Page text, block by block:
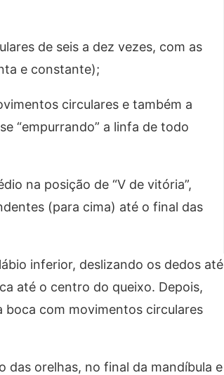
de seis a dez vezes, com as
e constante);
circulares e também a
“empurrando” a linfa de todo
na posição de “V de vitória”,
(para cima) até o final das
inferior, deslizando os dedos até
até o centro do queixo. Depois,
boca com movimentos circulares
orelhas, no final da mandíbula e